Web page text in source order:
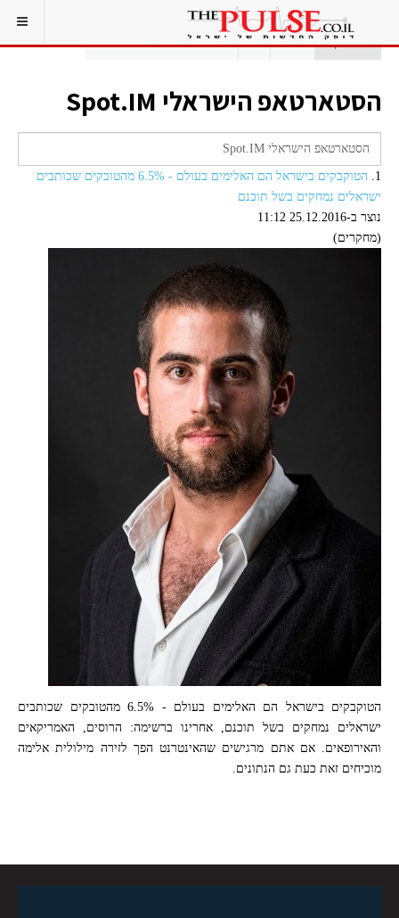
אתם כאן: ראשי תג הסטארטאפ הישראלי SPOT.IM
הסטארטאפ הישראלי Spot.IM
1.
הטוקבקים בישראל הם האלימים בעולם - 6.5% מהטובקים שכותבים
ישראלים נמחקים בשל תוכנם
נוצר ב-25.12.2016 11:12
(מחקרים)
הטוקבקים בישראל הם האלימים בעולם - 6.5% מהטובקים שכותבים
ישראלים נמחקים בשל תוכנם, אחרינו ברשימה: הרוסים, האמריקאים
והאירופאים. אם אתם מרגישים שהאינטרנט הפך לזירה מילולית אלימה
מוכיחים זאת כעת גם הנתונים.